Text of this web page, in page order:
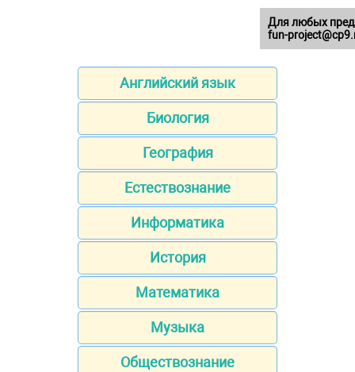
Английский язык
Биология
География
Естествознание
Информатика
История
Математика
Музыка
Обществознание
Для любых
fun-